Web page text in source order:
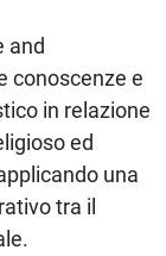
and
conoscenze e
in relazione
ed
una
tra il